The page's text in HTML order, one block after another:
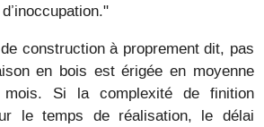
construction à proprement dit, pas
en bois est érigée en moyenne
Si la complexité de finition
le temps de réalisation, le délai